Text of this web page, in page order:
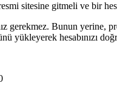
sitesine gitmeli ve bir
gerekmez. Bunun yerine,
yükleyerek hesabınızı